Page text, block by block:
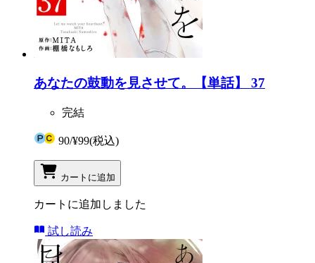
あなたの鼓動を見させて。【単話】 37
完結
90/¥99(税込)
カートに追加
カートに追加しました
試し読み